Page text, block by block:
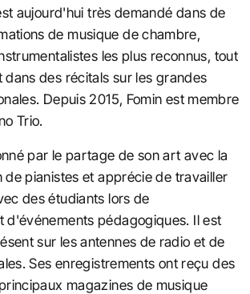
aujourd'hui très demandé dans de
de musique de chambre,
les plus reconnus, tout
dans des récitals sur les grandes
Depuis 2015, Fomin est membre
Trio.
par le partage de son art avec la
de pianistes et apprécie de travailler
des étudiants lors de
d'événements pédagogiques. Il est
sur les antennes de radio et de
Ses enregistrements ont reçu des
magazines de musique